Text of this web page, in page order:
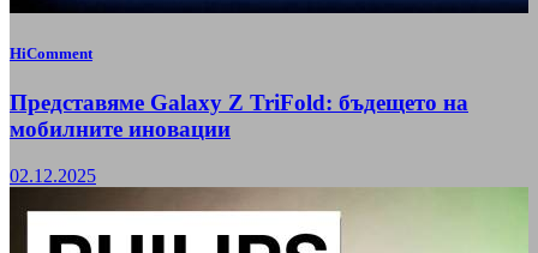
HiComment
Представяме Galaxy Z TriFold: бъдещето на
мобилните иновации
02.12.2025